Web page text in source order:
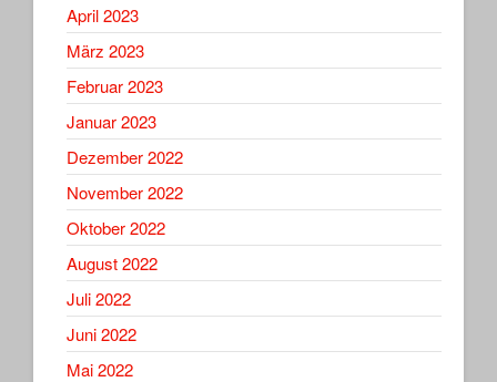
April 2023
März 2023
Februar 2023
Januar 2023
Dezember 2022
November 2022
Oktober 2022
August 2022
Juli 2022
Juni 2022
Mai 2022